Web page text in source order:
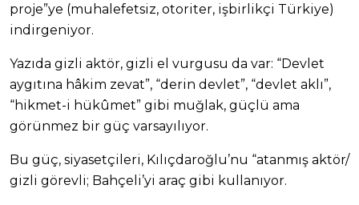
proje”ye (muhalefetsiz, otoriter, işbirlikçi Türkiye)
indirgeniyor.
Yazıda gizli aktör, gizli el vurgusu da var: “Devlet
aygıtına hâkim zevat”, “derin devlet”, “devlet aklı”,
“hikmet-i hükûmet” gibi muğlak, güçlü ama
görünmez bir güç varsayılıyor.
Bu güç, siyasetçileri, Kılıçdaroğlu’nu “atanmış aktör/
gizli görevli; Bahçeli’yi araç gibi kullanıyor.